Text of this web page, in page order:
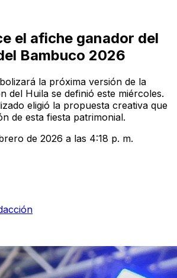
el afiche ganador del
Bambuco 2026
la próxima versión de la
del Huila se definió este miércoles.
eligió la propuesta creativa que
de esta fiesta patrimonial.
de 2026 a las 4:18 p. m.